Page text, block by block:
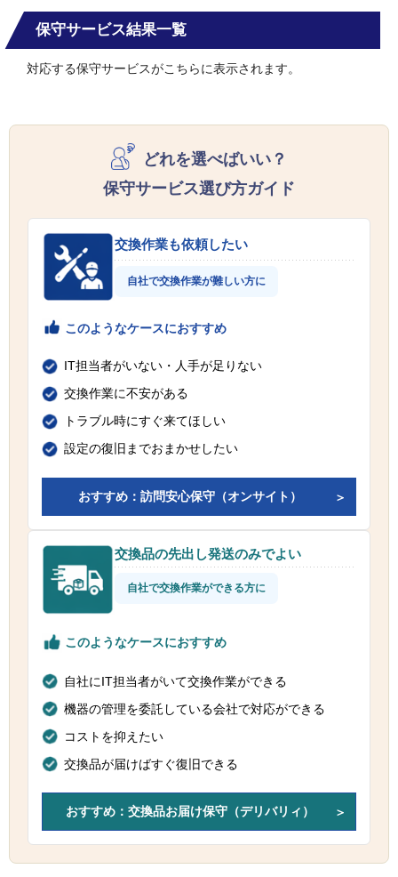
保守サービス結果一覧
対応する保守サービスがこちらに表示されます。
どれを選べばいい？
保守サービス選び方ガイド
交換作業も依頼したい
自社で交換作業が難しい方に
このようなケースにおすすめ
IT担当者がいない・人手が足りない
交換作業に不安がある
トラブル時にすぐ来てほしい
設定の復旧までおまかせしたい
おすすめ：訪問安心保守（オンサイト）
交換品の先出し発送のみでよい
自社で交換作業ができる方に
このようなケースにおすすめ
自社にIT担当者がいて交換作業ができる
機器の管理を委託している会社で対応ができる
コストを抑えたい
交換品が届けばすぐ復旧できる
おすすめ：交換品お届け保守（デリバリィ）